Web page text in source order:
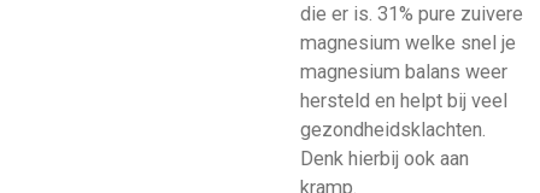
die er is. 31% pure zuivere
magnesium welke snel je
magnesium balans weer
hersteld en helpt bij veel
gezondheidsklachten.
Denk hierbij ook aan
kramp.